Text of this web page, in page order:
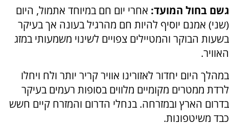
גשם בחול המועד: אחרי יום חם במיוחד אתמול, היום
(שני) אמנם יוסיף להיות חם מהרגיל בעונה אך בעיקר
בשעות הבוקר והמטיילים צפויים לשינוי משמעותי במזג
האוויר.
במהלך היום יחדור לאזורינו אוויר קריר יותר ולח ויחלו
לרדת ממטרים מקומיים מלווים בסופות רעמים בעיקר
בדרום הארץ ובמזרחה. בנחלי הדרום והמזרח קיים חשש
כבד משיטפונות.